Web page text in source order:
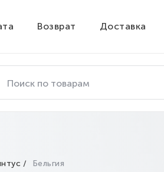
Возврат Доставка
Бельгия